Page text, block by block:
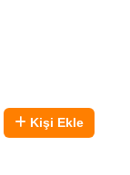
Kişi Ekle